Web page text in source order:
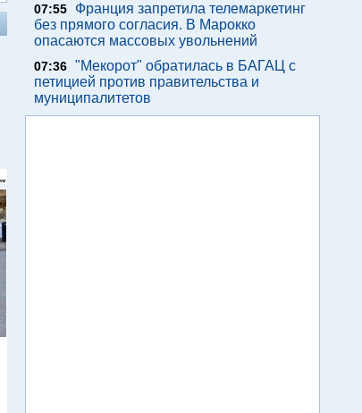
07:55
Франция запретила телемаркетинг
без прямого согласия. В Марокко
опасаются массовых увольнений
07:36 "Мекорот" обратилась в БАГАЦ с
петицией против правительства и
муниципалитетов